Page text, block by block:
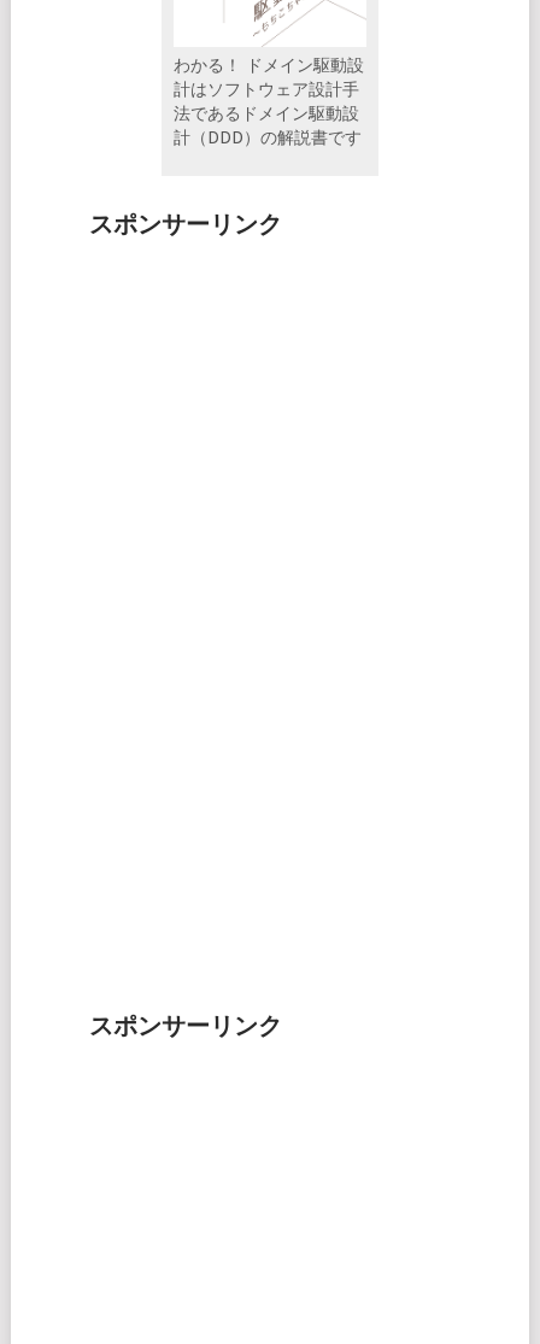
わかる！ ドメイン駆動設
計はソフトウェア設計手
法であるドメイン駆動設
計（DDD）の解説書です
スポンサーリンク
スポンサーリンク